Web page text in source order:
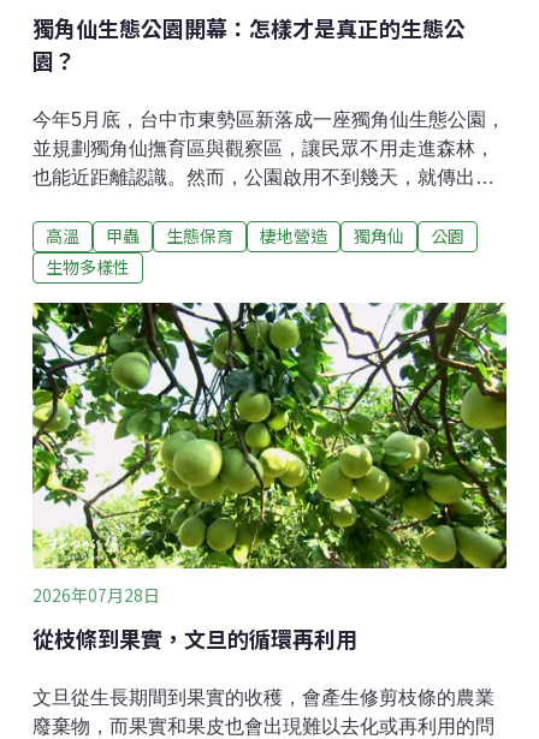
獨角仙生態公園開幕：怎樣才是真正的生態公
園？
今年5月底，台中市東勢區新落成一座獨角仙生態公園，
並規劃獨角仙撫育區與觀察區，讓民眾不用走進森林，
也能近距離認識。然而，公園啟用不到幾天，就傳出籠
角仙生態公園占地4400平方公尺，除了有許多兒童遊具
設施，還規劃72平方公尺大小的獨角仙撫育區，另外為
察區，在裡頭飼養獨角仙，提供教育展示。台中市政府
表示，東勢原本就是淺山環境，野外經常可見獨角仙，
因此希望以在地特色打造生態公園，在觀察區籠子內有2
棵光臘樹以及草叢，鋪上腐植土和落葉，籠子外的撫育
區則種有40棵光臘樹和木屑步道，吸引獨角仙。台中市
養護工程處處長白玨瑛指出，原本公園預計放養100隻
獨角仙，5月30日放養第一批30隻，10隻在籠子外、20
隻在籠子內。但放養沒多久，有民眾拍下籠子內的獨角
仙，已經在落葉堆下死亡。居民邱俊瑋說，「這些鐵籠
高溫 甲蟲 生態保育 棲地營造 獨角仙
公園
生物多樣性
2026年07月28日
從枝條到果實，文旦的循環再利用
文旦從生長期間到果實的收穫，會產生修剪枝條的農業
廢棄物，而果實和果皮也會出現難以去化或再利用的問